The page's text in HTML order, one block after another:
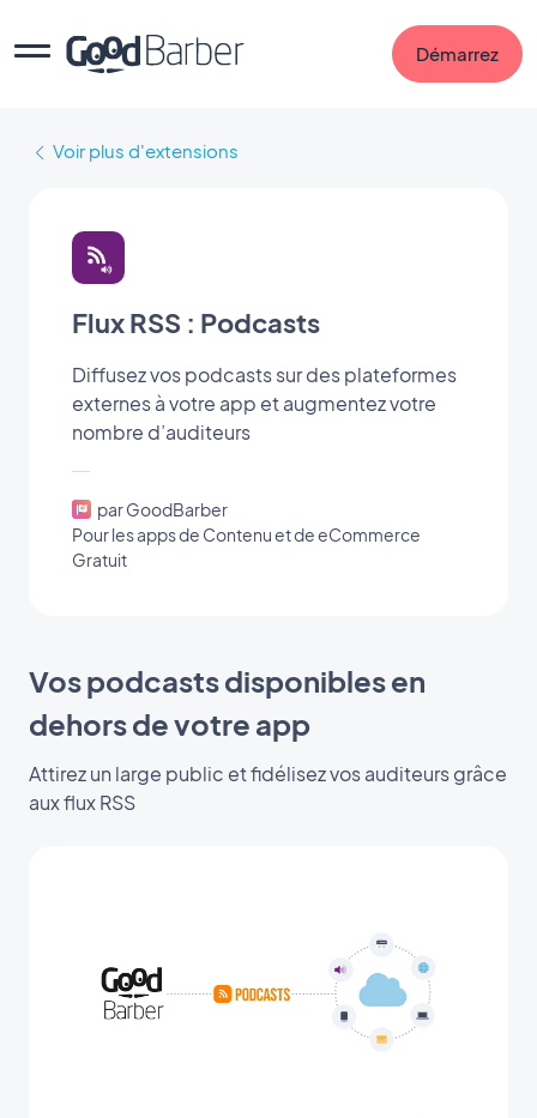
Démarrez
Voir plus d'extensions
Flux RSS : Podcasts
Diffusez vos podcasts sur des plateformes
externes à votre app et augmentez votre
nombre d’auditeurs
par GoodBarber
Pour les apps de Contenu et de eCommerce
Gratuit
Vos podcasts disponibles en
dehors de votre app
Attirez un large public et fidélisez vos auditeurs grâce
aux flux RSS